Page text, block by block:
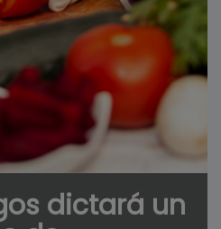
dictará un